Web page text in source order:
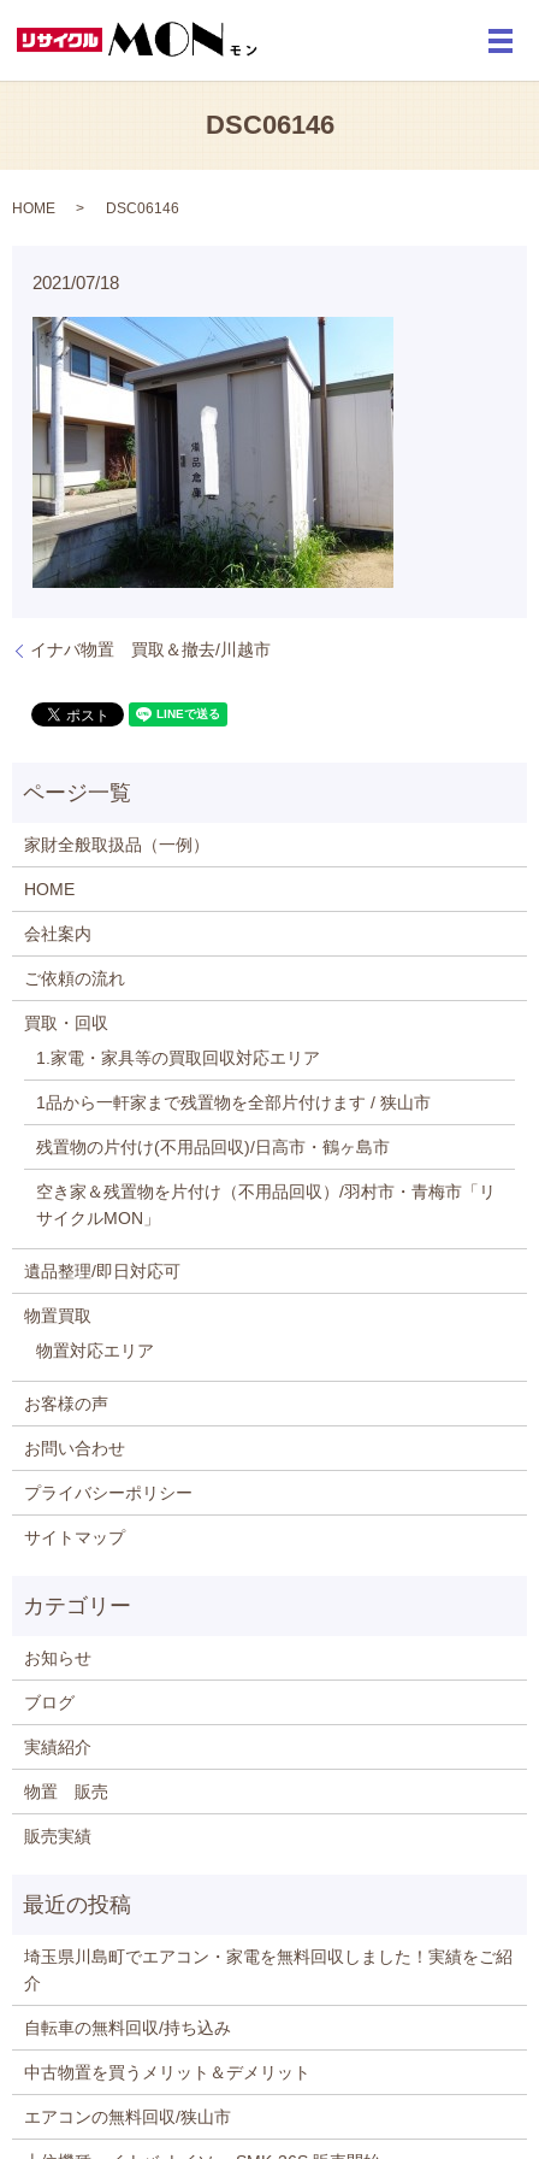
メ
DSC06146
HOME DSC06146
2021/07/18
イナバ物置 買取＆撤去/川越市
家財全般取扱品（一例）
HOME
会社案内
ご依頼の流れ
買取・回収
1.家電・家具等の買取回収対応エリア
1品から一軒家まで残置物を全部片付けます / 狭山市
残置物の片付け(不用品回収)/日高市・鶴ヶ島市
空き家＆残置物を片付け（不用品回収）/羽村市・青梅市「リ
サイクルMON」
遺品整理/即日対応可
物置買取
物置対応エリア
お客様の声
お問い合わせ
プライバシーポリシー
サイトマップ
お知らせ
ブログ
実績紹介
物置 販売
販売実績
埼玉県川島町でエアコン・家電を無料回収しました！実績をご紹
介
自転車の無料回収/持ち込み
中古物置を買うメリット＆デメリット
エアコンの無料回収/狭山市